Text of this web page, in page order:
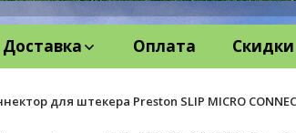
Доставка Оплата Скидки
для штекера Preston SLIP MICRO